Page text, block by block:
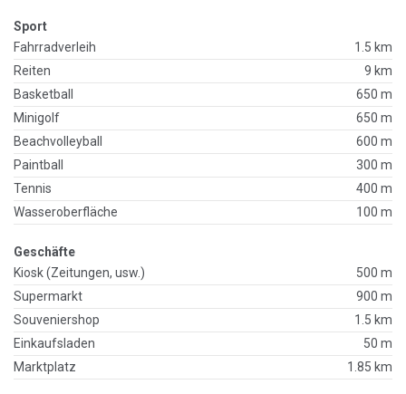
Sport
Fahrradverleih
1.5 km
Reiten
9 km
Basketball
650 m
Minigolf
650 m
Beachvolleyball
600 m
Paintball
300 m
Tennis
400 m
Wasseroberfläche
100 m
Geschäfte
Kiosk (Zeitungen, usw.)
500 m
Supermarkt
900 m
Souveniershop
1.5 km
Einkaufsladen
50 m
Marktplatz
1.85 km